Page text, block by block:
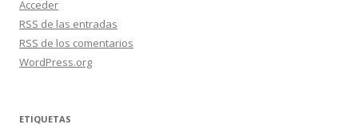
Acceder
RSS de las entradas
RSS de los comentarios
WordPress.org
ETIQUETAS